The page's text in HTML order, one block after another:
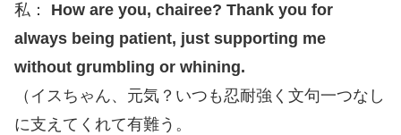
私： How are you, chairee? Thank you for
always being patient, just supporting me
without grumbling or whining.
（イスちゃん、元気？いつも忍耐強く文句一つなし
に支えてくれて有難う。